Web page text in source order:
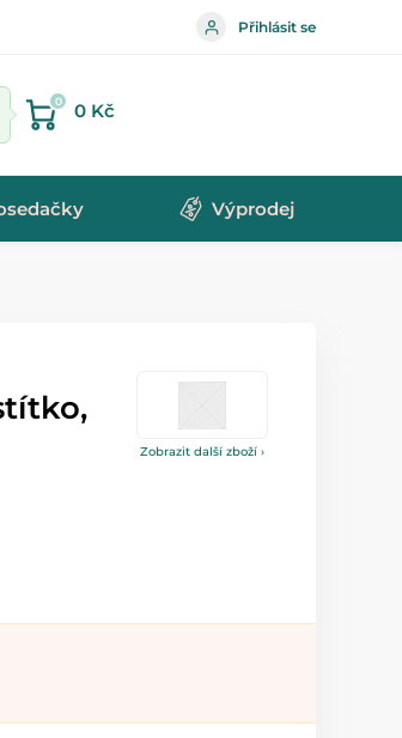
Přihlásit se
0 0 Kč
Výprodej
Zobrazit další zboží ›